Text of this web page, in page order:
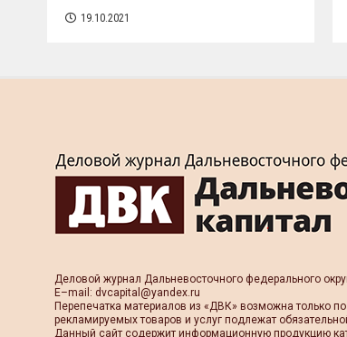
19.10.2021
Деловой журнал Дальневосточного федерального
Е–mail: dvcapital@yandex.ru
Перепечатка материалов из «ДВК» возможна только
рекламируемых товаров и услуг подлежат
Данный сайт содержит информационную продукцию